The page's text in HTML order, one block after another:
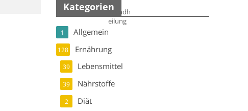
Kategorien
Allgemein
1
Ernährung
128
Lebensmittel
39
Nährstoffe
39
Diät
2